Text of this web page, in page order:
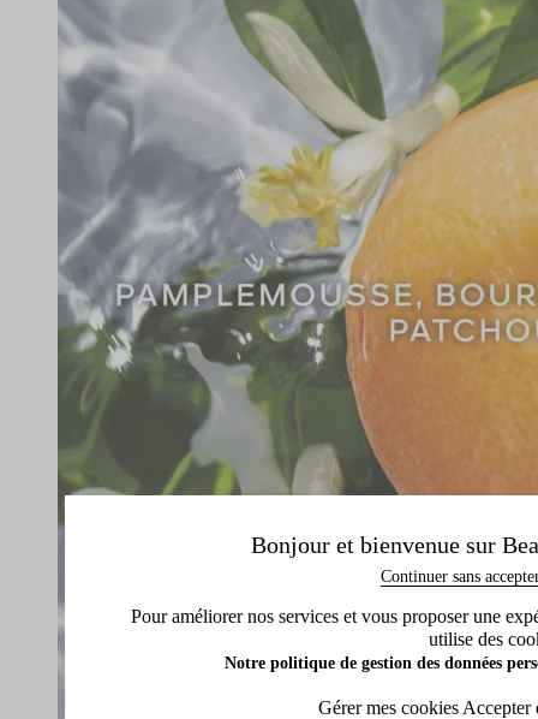
Bonjour et bienvenue sur
Continuer sans
Pour améliorer nos services et vous proposer une
utilise des
Notre politique de gestion des données
Gérer mes cookies Accepter